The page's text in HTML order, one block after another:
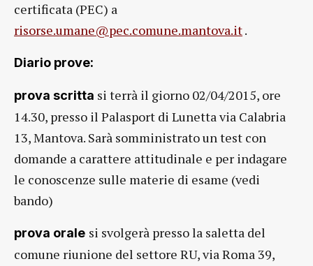
certificata (PEC) a
risorse.umane@pec.comune.mantova.it.
Diario prove:
prova scritta si terrà il giorno 02/04/2015, ore
14.30, presso il Palasport di Lunetta via Calabria
13, Mantova. Sarà somministrato un test con
domande a carattere attitudinale e per indagare
le conoscenze sulle materie di esame (vedi
bando)
prova orale si svolgerà presso la saletta del
comune riunione del settore RU, via Roma 39,